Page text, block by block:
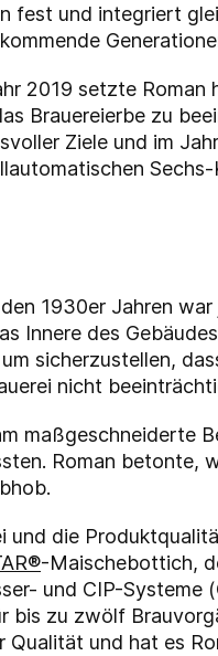
fest und integriert
2019 setzte Roman
Brauereierbe zu
Ziele und im
1930er Jahren
Innere des
sicherzustellen,
nicht
maßgeschneiderte
Roman betonte,
und die
-Maischebottich,
und CIP-Systeme
bis zu zwölf
und hat es